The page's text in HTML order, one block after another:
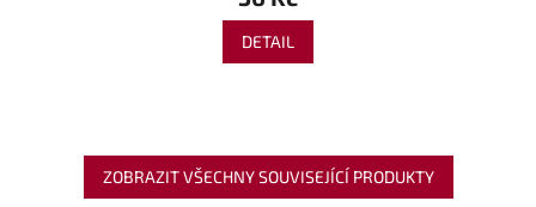
DETAIL
ZOBRAZIT VŠECHNY SOUVISEJÍCÍ PRODUKTY